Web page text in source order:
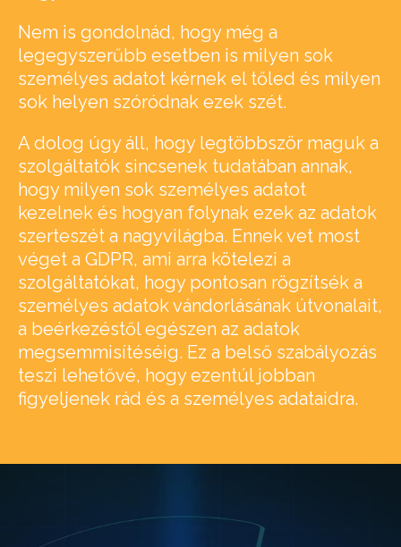
Nem is gondolnád, hogy még a
legegyszerűbb esetben is milyen sok
személyes adatot kérnek el tőled és milyen
sok helyen szóródnak ezek szét.
A dolog úgy áll, hogy legtöbbször maguk a
szolgáltatók sincsenek tudatában annak,
hogy milyen sok személyes adatot
kezelnek és hogyan folynak ezek az adatok
szerteszét a nagyvilágba. Ennek vet most
véget a GDPR, ami arra kötelezi a
szolgáltatókat, hogy pontosan rögzítsék a
személyes adatok vándorlásának útvonalait,
a beérkezéstől egészen az adatok
megsemmisítéséig. Ez a belső szabályozás
teszi lehetővé, hogy ezentúl jobban
figyeljenek rád és a személyes adataidra.